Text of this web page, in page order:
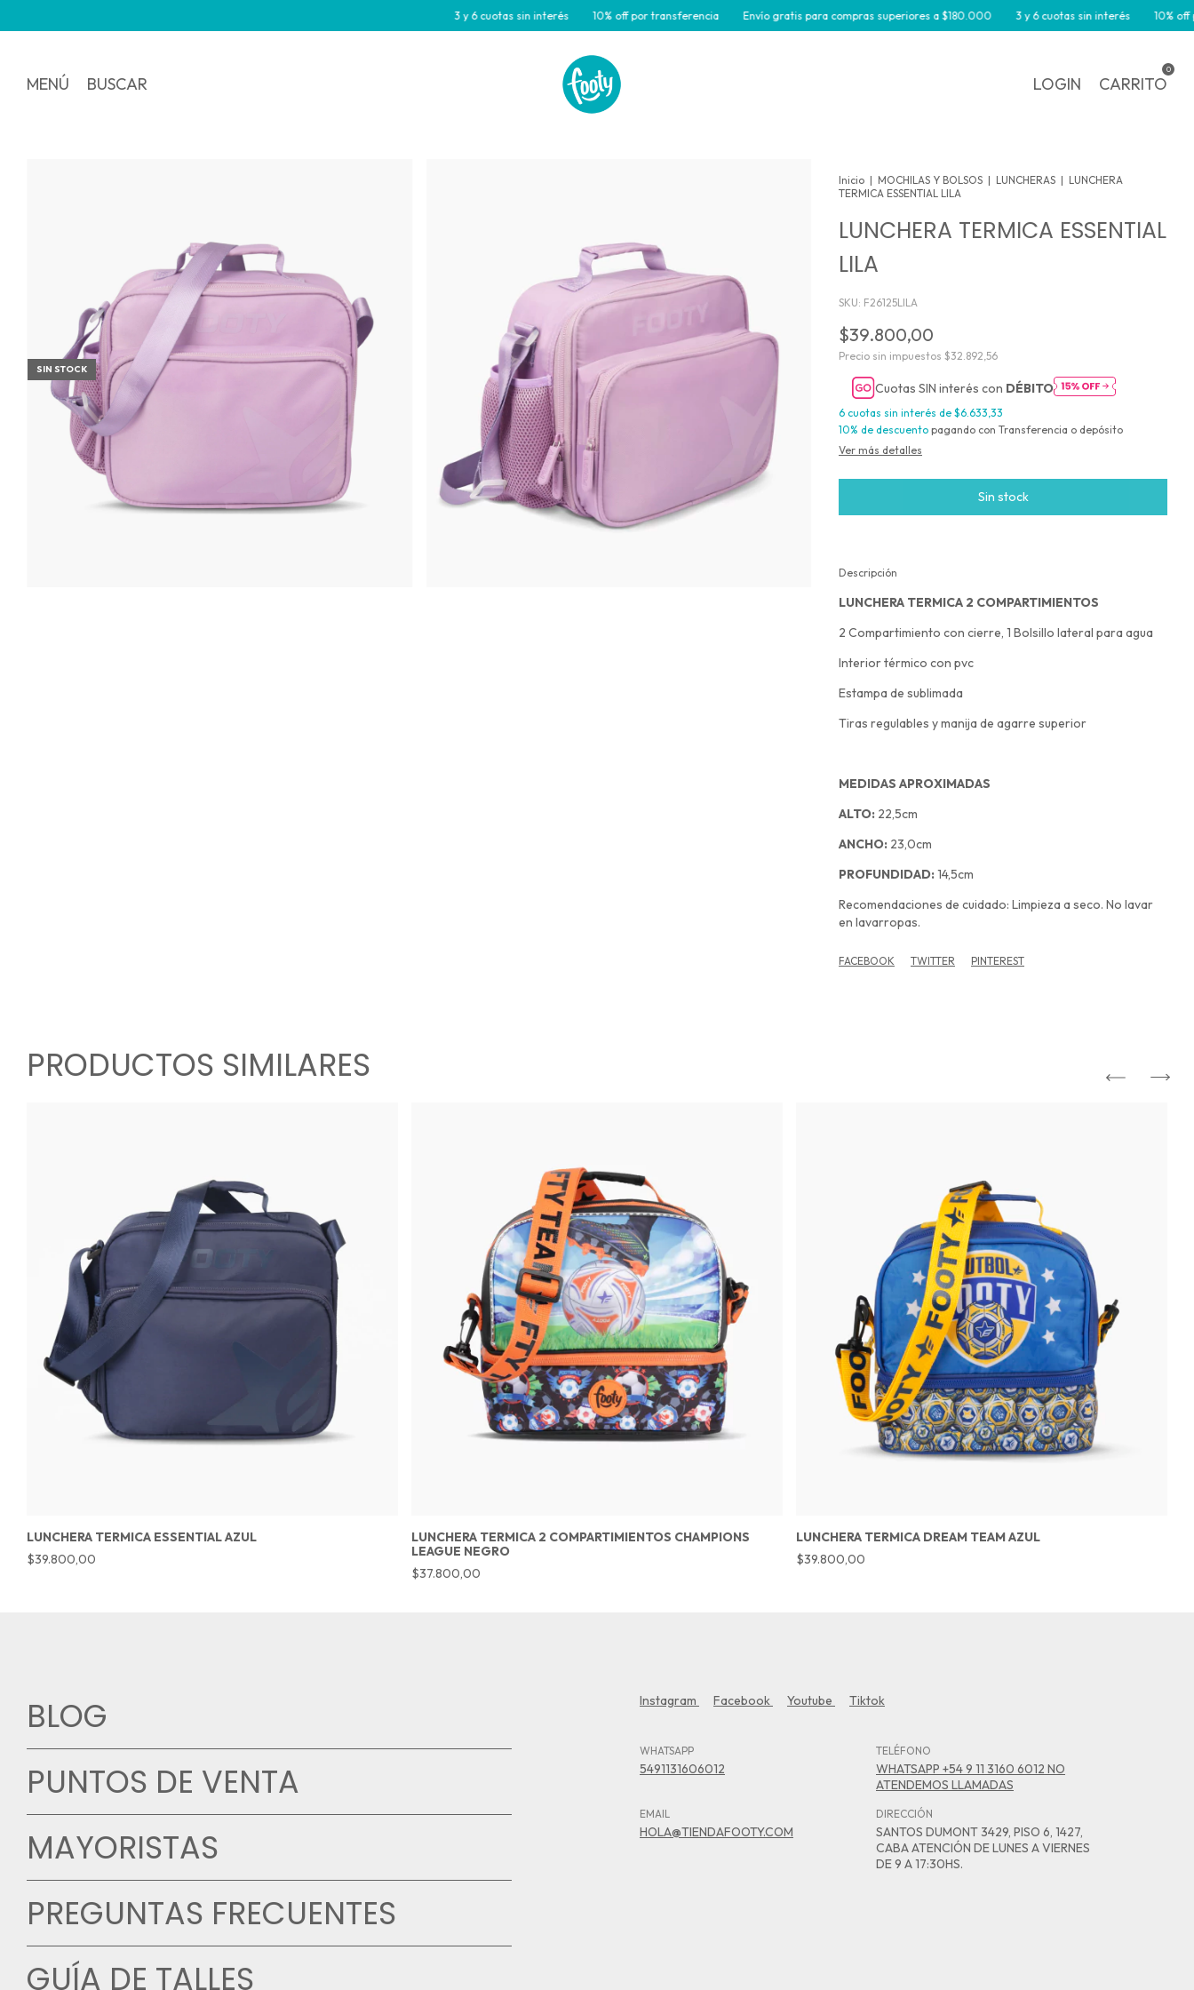
3 y 6 cuotas sin interés 10% off por transferencia Envío gratis para compras superiores a $180.000 3 y 6 cuotas sin interés 10% off por
MENÚ BUSCAR LOGIN CARRITO
0
SIN STOCK
Inicio | MOCHILAS Y BOLSOS | LUNCHERAS | LUNCHERA
TERMICA ESSENTIAL LILA
LUNCHERA TERMICA ESSENTIAL
LILA
SKU: F26125LILA
$39.800,00
Precio sin impuestos $32.892,56
Cuotas SIN interés con DÉBITO
6 cuotas sin interés de $6.633,33
10% de descuento pagando con Transferencia o depósito
Ver más detalles
Descripción
LUNCHERA TERMICA 2 COMPARTIMIENTOS
2 Compartimiento con cierre, 1 Bolsillo lateral para agua
Interior térmico con pvc
Estampa de sublimada
Tiras regulables y manija de agarre superior
MEDIDAS APROXIMADAS
ALTO: 22,5cm
ANCHO: 23,0cm
PROFUNDIDAD:14,5cm
Recomendaciones de cuidado: Limpieza a seco. No lavar
en lavarropas.
FACEBOOK TWITTER PINTEREST
PRODUCTOS SIMILARES
LUNCHERA TERMICA ESSENTIAL AZUL
$39.800,00
LUNCHERA TERMICA 2 COMPARTIMIENTOS CHAMPIONS
LEAGUE NEGRO
$37.800,00
LUNCHERA TERMICA DREAM TEAM AZUL
$39.800,00
BLOG
PUNTOS DE VENTA
MAYORISTAS
PREGUNTAS FRECUENTES
GUÍA DE TALLES
Instagram Facebook Youtube Tiktok
WHATSAPP
5491131606012
TELÉFONO
WHATSAPP +54 9 11 3160 6012 NO
ATENDEMOS LLAMADAS
EMAIL
HOLA@TIENDAFOOTY.COM
DIRECCIÓN
SANTOS DUMONT 3429, PISO 6, 1427,
CABA ATENCIÓN DE LUNES A VIERNES
DE 9 A 17:30HS.